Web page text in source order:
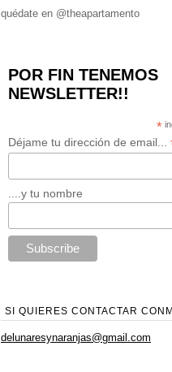
quédate en @theapartamento
POR FIN TENEMOS
NEWSLETTER!!
*
Déjame tu dirección de email...
....y tu nombre
SI QUIERES CONTACTAR
delunaresynaranjas@gmail.com